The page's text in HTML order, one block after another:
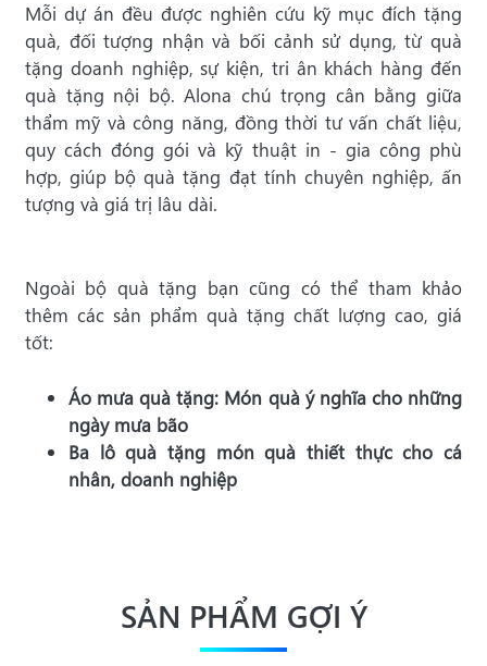
Mỗi dự án đều được nghiên cứu kỹ mục đích tặng
quà, đối tượng nhận và bối cảnh sử dụng, từ quà
tặng doanh nghiệp, sự kiện, tri ân khách hàng đến
quà tặng nội bộ. Alona chú trọng cân bằng giữa
thẩm mỹ và công năng, đồng thời tư vấn chất liệu,
quy cách đóng gói và kỹ thuật in - gia công phù
hợp, giúp bộ quà tặng đạt tính chuyên nghiệp, ấn
tượng và giá trị lâu dài.
Ngoài bộ quà tặng bạn cũng có thể tham khảo
thêm các sản phẩm quà tặng chất lượng cao, giá
tốt:
Áo mưa quà tặng: Món quà ý nghĩa cho những
ngày mưa bão
Ba lô quà tặng món quà thiết thực cho cá
nhân, doanh nghiệp
SẢN PHẨM GỢI Ý